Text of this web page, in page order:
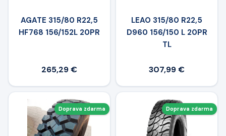
AGATE 315/80 R22,5
HF768 156/152L 20PR
265,29 €
LEAO 315/80 R22,5
D960 156/150 L 20PR
TL
307,99 €
Doprava zdarma Doprava zdarma